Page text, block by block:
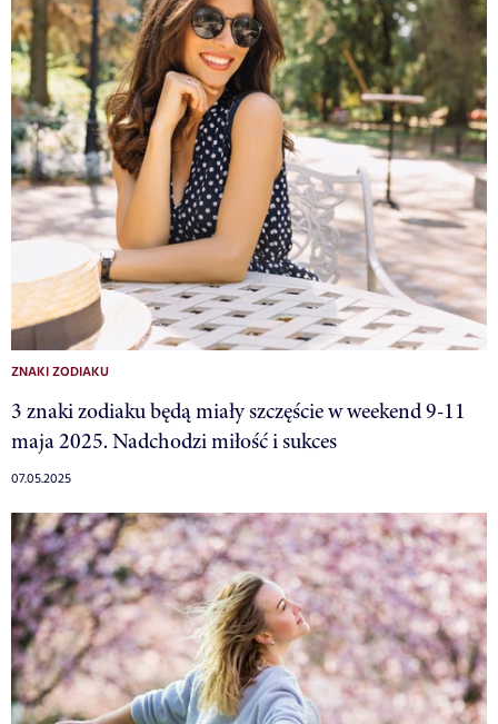
ZNAKI ZODIAKU
3 znaki zodiaku będą miały szczęście w weekend 9-11
maja 2025. Nadchodzi miłość i sukces
07.05.2025